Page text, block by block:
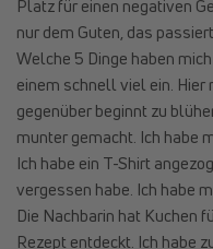
Platz für einen negativen
nur dem Guten, das
Welche 5 Dinge haben
einem schnell viel ein. Hier
gegenüber beginnt zu
munter gemacht. Ich habe
Ich habe ein T-Shirt
vergessen habe. Ich habe
Die Nachbarin hat Kuchen
Rezept entdeckt. Ich habe